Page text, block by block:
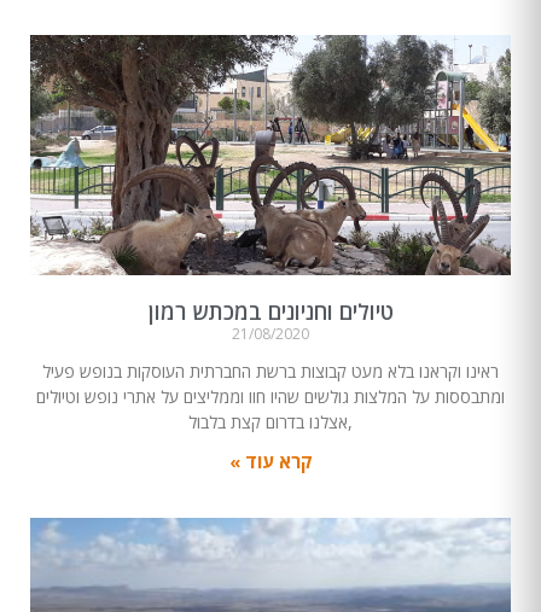
טיולים וחניונים במכתש רמון
21/08/2020
ראינו וקראנו בלא מעט קבוצות ברשת החברתית העוסקות בנופש פעיל
ומתבססות על המלצות גולשים שהיו חוו וממליצים על אתרי נופש וטיולים
,אצלנו בדרום קצת בלבול
קרא עוד »